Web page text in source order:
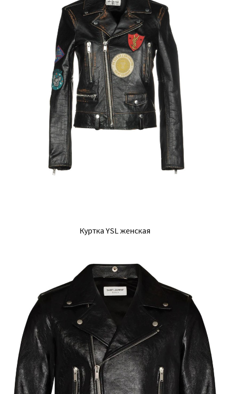
Куртка YSL женская